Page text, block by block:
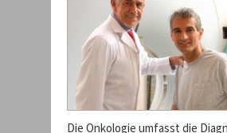
Die Onkologie umfasst die